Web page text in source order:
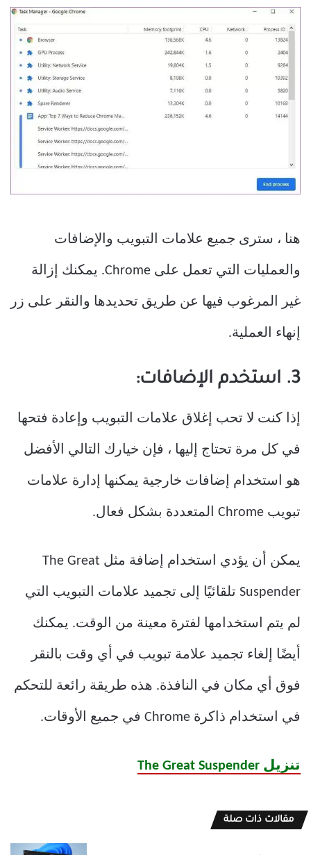
هنا ، سترى جميع علامات التبويب والإضافات
والعمليات التي تعمل على Chrome. يمكنك إزالة
غير المرغوب فيها عن طريق تحديدها والنقر على زر
إنهاء العملية.
3. استخدم الإضافات:
إذا كنت لا تحب إغلاق علامات التبويب وإعادة فتحها
في كل مرة تحتاج إليها ، فإن خيارك التالي الأفضل
هو استخدام إضافات خارجية يمكنها إدارة علامات
تبويب Chrome المتعددة بشكل فعال.
يمكن أن يؤدي استخدام إضافة مثل The Great
Suspender تلقائيًا إلى تجميد علامات التبويب التي
لم يتم استخدامها لفترة معينة من الوقت. يمكنك
أيضًا إلغاء تجميد علامة تبويب في أي وقت بالنقر
فوق أي مكان في النافذة. هذه طريقة رائعة للتحكم
في استخدام ذاكرة Chrome في جميع الأوقات.
تنزيل The Great Suspender
مقالات ذات صلة